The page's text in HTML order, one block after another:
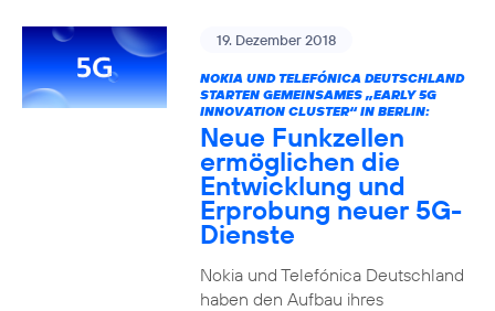
19. Dezember 2018
NOKIA UND TELEFÓNICA DEUTSCHLAND
STARTEN GEMEINSAMES „EARLY 5G
INNOVATION CLUSTER“ IN BERLIN:
Neue Funkzellen
ermöglichen die
Entwicklung und
Erprobung neuer 5G-
Dienste
Nokia und Telefónica Deutschland
haben den Aufbau ihres